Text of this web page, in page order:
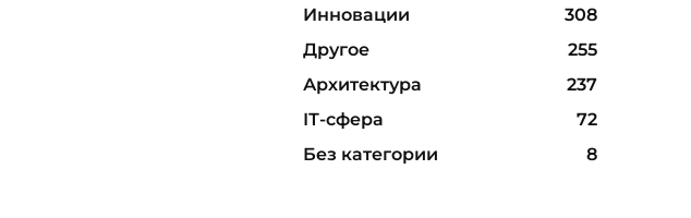
Инновации
308
Другое
255
Архитектура
237
ІТ-сфера
72
Без категории
8